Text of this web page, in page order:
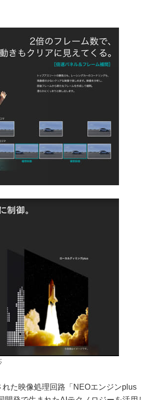
た映像処理回路「NEOエンジンplus